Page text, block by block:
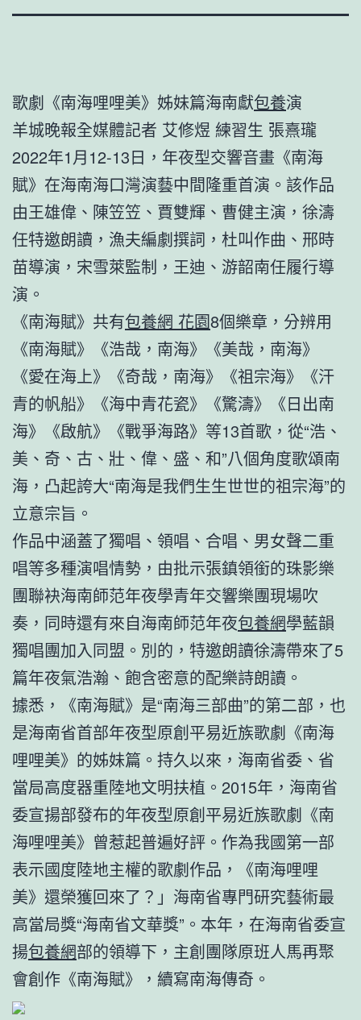
歌劇《南海哩哩美》姊妹篇海南獻包養演
羊城晚報全媒體記者 艾修煜 練習生 張熹瓏
2022年1月12-13日，年夜型交響音畫《南海
賦》在海南海口灣演藝中間隆重首演。該作品
由王雄偉、陳笠笠、賈雙輝、曹健主演，徐濤
任特邀朗讀，漁夫編劇撰詞，杜叫作曲、邢時
苗導演，宋雪萊監制，王迪、游韶南任履行導
演。
《南海賦》共有包養網 花園8個樂章，分辨用
《南海賦》《浩哉，南海》《美哉，南海》
《愛在海上》《奇哉，南海》《祖宗海》《汗
青的帆船》《海中青花瓷》《驚濤》《日出南
海》《啟航》《戰爭海路》等13首歌，從“浩、
美、奇、古、壯、偉、盛、和”八個角度歌頌南
海，凸起誇大“南海是我們生生世世的祖宗海”的
立意宗旨。
作品中涵蓋了獨唱、領唱、合唱、男女聲二重
唱等多種演唱情勢，由批示張鎮領銜的珠影樂
團聯袂海南師范年夜學青年交響樂團現場吹
奏，同時還有來自海南師范年夜包養網學藍韻
獨唱團加入同盟。別的，特邀朗讀徐濤帶來了5
篇年夜氣浩瀚、飽含密意的配樂詩朗讀。
據悉，《南海賦》是“南海三部曲”的第二部，也
是海南省首部年夜型原創平易近族歌劇《南海
哩哩美》的姊妹篇。持久以來，海南省委、省
當局高度器重陸地文明扶植。2015年，海南省
委宣揚部發布的年夜型原創平易近族歌劇《南
海哩哩美》曾惹起普遍好評。作為我國第一部
表示國度陸地主權的歌劇作品，《南海哩哩
美》還榮獲回來了？」海南省專門研究藝術最
高當局獎“海南省文華獎”。本年，在海南省委宣
揚包養網部的領導下，主創團隊原班人馬再聚
會創作《南海賦》，續寫南海傳奇。